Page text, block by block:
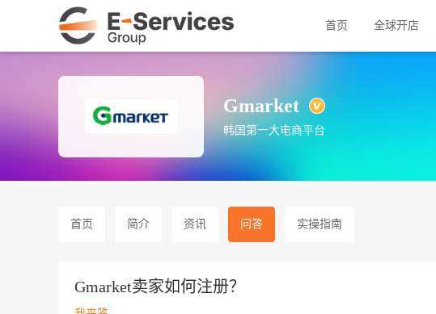
首页 全球开店
Gmarket
韩国第一大电商平台
首页 简介 资讯 问答 实操指南
Gmarket卖家如何注册？